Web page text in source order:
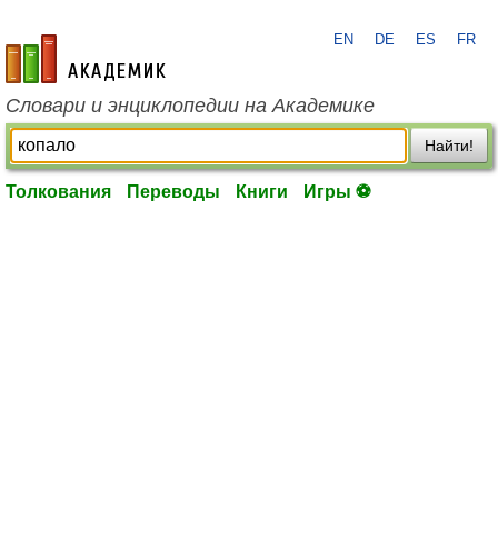
academic.ru
EN DE ES FR
Словари и энциклопедии на Академике
Найти!
Толкования Переводы Книги Игры ⚽